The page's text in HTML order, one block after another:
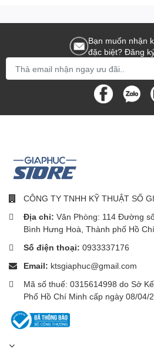
HỆ SINH THÁI
Phần mềm G HUB của Logitech cung
nhất để tối ưu hóa và tùy chỉnh tất cả
trợ: chuột, bàn phím, tai nghe, loa và
LÀM CHỦ KHÔNG
VIỆC CỦA BẠN
vào dòng các thiết bị ngoại vi được
khác, bao gồm tai nghe không dây
thiết bị K380 và Chuột M350 Pebble.
Bạn muốn nhận
đặc biệt? Đăng
CÔNG TY TNHH KỸ THUẬT SỐ
Địa chỉ: Văn Phòng: 114 Đường
Bình Hưng Hoà, Thành phố Hồ
Số điện thoại: 0933337176
Email: ktsgiaphuc@gmail.com
Mã số thuế: 0315614998 do Sở
Phố Hồ Chí Minh cấp ngày 08/04/